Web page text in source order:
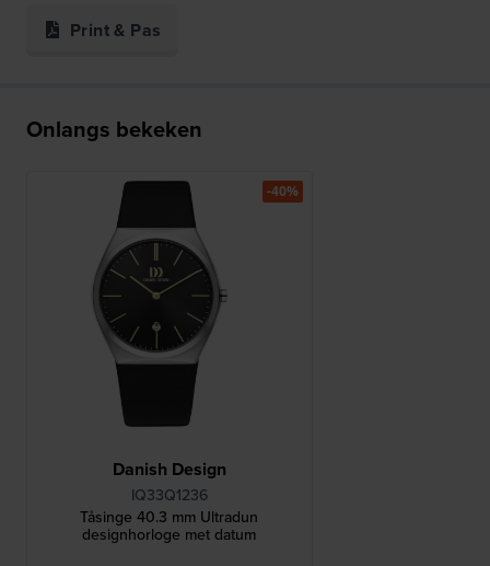
Print & Pas
Onlangs bekeken
Danish Design
IQ33Q1236
Tåsinge 40.3 mm Ultradun
designhorloge met datum
-40%